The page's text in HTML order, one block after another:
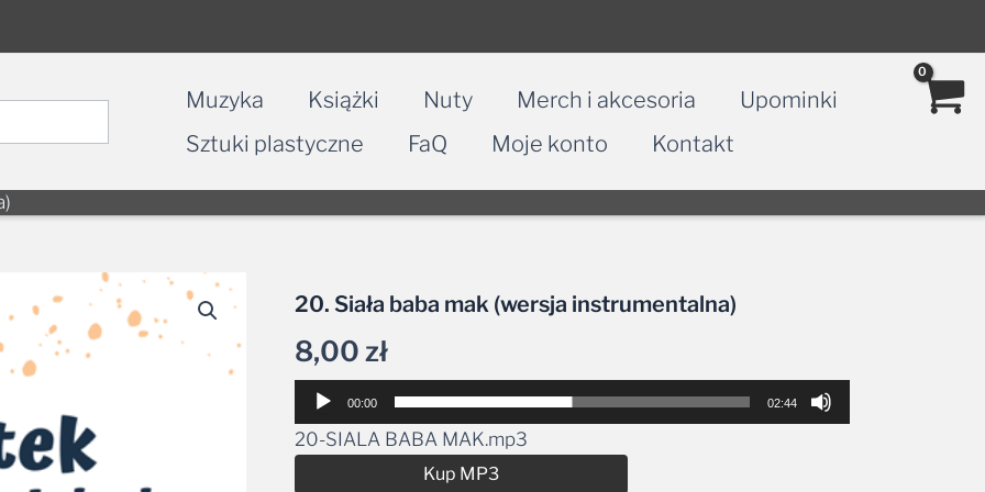
Muzyka Książki Nuty Merch i akcesoria
Upominki
Sztuki plastyczne
FaQ Moje konto Kontakt
20. Siała baba mak (wersja instrumentalna)
8,00zł
Odtwarzacz
plików
dźwiękowych
00:00 02:44
20-SIALA BABA MAK.mp3
Kup MP3